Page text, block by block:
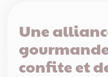
Une
confite et